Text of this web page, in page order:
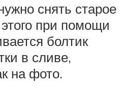
снять старое
при помощи
болтик
в сливе,
на фото.